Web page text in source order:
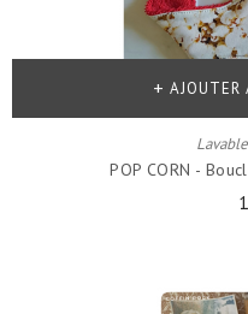
POP CORN -
AJOUTER